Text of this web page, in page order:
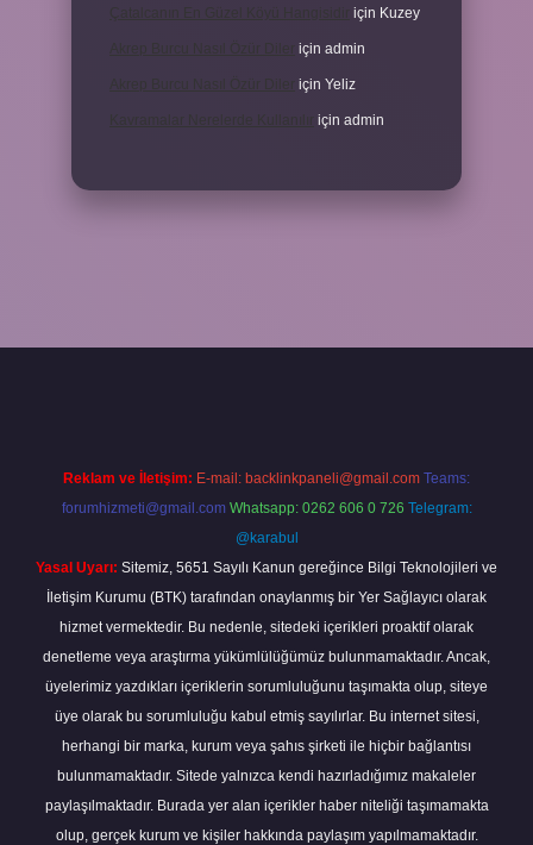
için Kuzey
Akrep Burcu Nasıl Özür Diler için admin
Akrep Burcu Nasıl Özür Diler için Yeliz
için admin
Reklam ve İletişim: E-mail: backlinkpaneli@gmail.com Teams:
forumhizmeti@gmail.com Whatsapp: 0262 606 0 726 Telegram:
@karabul
Yasal Uyarı: Sitemiz, 5651 Sayılı Kanun gereğince Bilgi Teknolojileri ve
İletişim Kurumu (BTK) tarafından onaylanmış bir Yer Sağlayıcı olarak
hizmet vermektedir. Bu nedenle, sitedeki içerikleri proaktif olarak
denetleme veya araştırma yükümlülüğümüz bulunmamaktadır. Ancak,
üyelerimiz yazdıkları içeriklerin sorumluluğunu taşımakta olup, siteye
üye olarak bu sorumluluğu kabul etmiş sayılırlar. Bu internet sitesi,
herhangi bir marka, kurum veya şahıs şirketi ile hiçbir bağlantısı
bulunmamaktadır. Sitede yalnızca kendi hazırladığımız makaleler
paylaşılmaktadır. Burada yer alan içerikler haber niteliği taşımamakta
olup, gerçek kurum ve kişiler hakkında paylaşım yapılmamaktadır.